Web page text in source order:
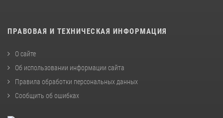
ПРАВОВАЯ И ТЕХНИЧЕСКАЯ ИНФОРМАЦИЯ
О сайте
Об использовании информации сайта
Правила обработки персональных данных
Сообщить об ошибках